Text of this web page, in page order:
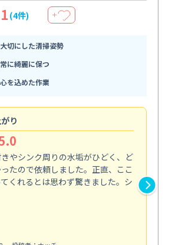
(4件) ＋
切にした清掃姿勢
に綺麗に保つ
を込めた作業
り
やシンク周りの水垢がひどく、ど
たので依頼しました。正直、ここ
くれるとは思わず驚きました。シ